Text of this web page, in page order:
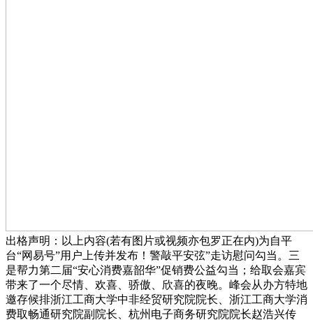
出格声明：以上内容(若有图片或视频亦包罗正在内)为自平
台“网易号”用户上传并发布！警敲平安弦”走访慰问勾当。三
是帮力第二届“安心消费嘉韶华”促销费公益勾当；给取会嘉宾
带来了一个尽情、欢喜、骄傲、欣喜的夜晚。峰会从办方特地
邀存候排浙江工商大学中非经贸研究院院长、浙江工商大学消
费取畅通研究院副院长、杭州电子商务研究院院长赵浩兴传